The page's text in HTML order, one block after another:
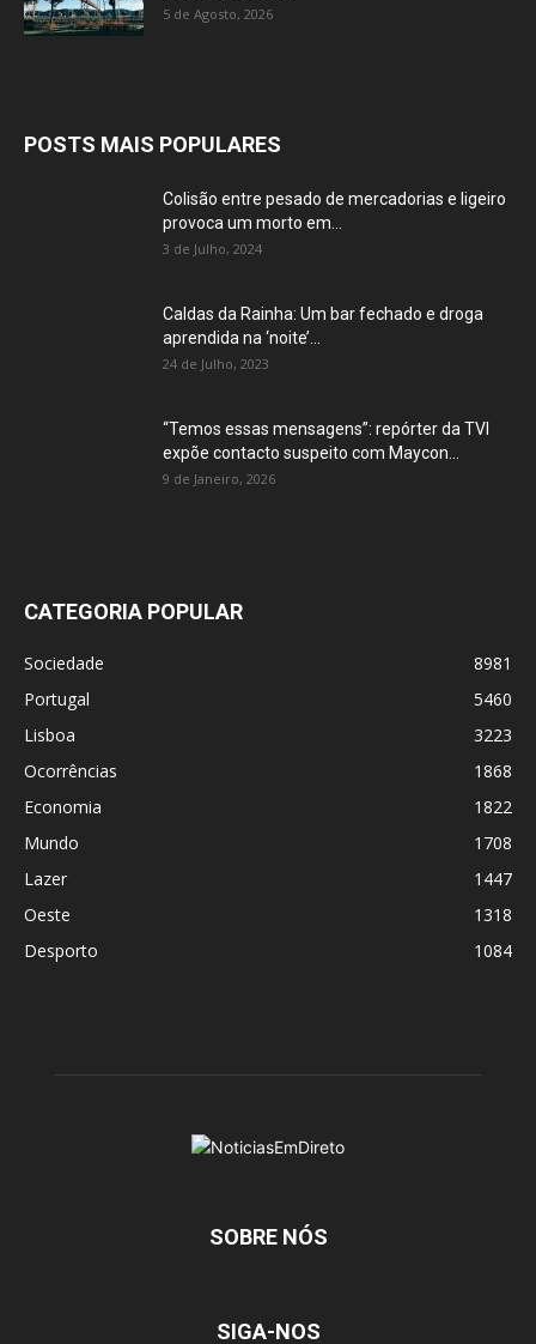
5 de Agosto, 2026
POSTS MAIS POPULARES
Colisão entre pesado de mercadorias e ligeiro
provoca um morto em...
3 de Julho, 2024
Caldas da Rainha: Um bar fechado e droga
aprendida na ‘noite’...
24 de Julho, 2023
“Temos essas mensagens”: repórter da TVI
expõe contacto suspeito com Maycon...
9 de Janeiro, 2026
CATEGORIA POPULAR
Sociedade
8981
Portugal
5460
Lisboa
3223
Ocorrências
1868
Economia
1822
Mundo
1708
Lazer
1447
Oeste
1318
Desporto
1084
SOBRE NÓS
SIGA-NOS